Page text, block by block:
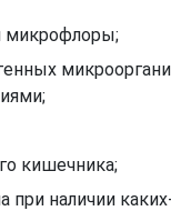
микрофлоры;
кишечника;
при наличии